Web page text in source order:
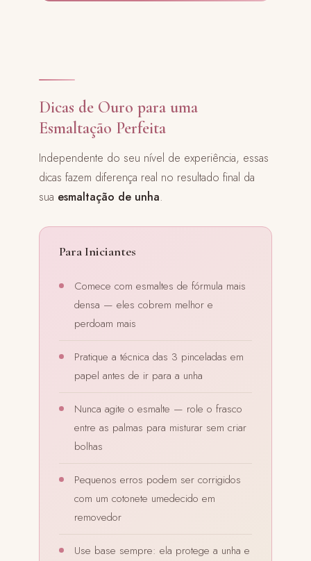
Dicas de Ouro para uma
Esmaltação Perfeita
Independente do seu nível de experiência, essas
dicas fazem diferença real no resultado final da
sua esmaltação de unha.
Para Iniciantes
Comece com esmaltes de fórmula mais
densa — eles cobrem melhor e
perdoam mais
Pratique a técnica das 3 pinceladas em
papel antes de ir para a unha
Nunca agite o esmalte — role o frasco
entre as palmas para misturar sem criar
bolhas
Pequenos erros podem ser corrigidos
com um cotonete umedecido em
removedor
Use base sempre: ela protege a unha e